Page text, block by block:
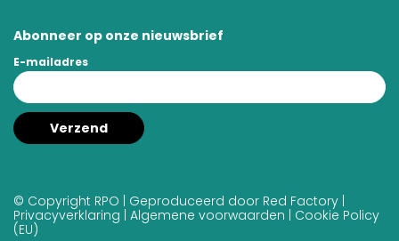
Abonneer op onze nieuwsbrief
E-mailadres
© Copyright RPO | Geproduceerd door Red Factory |
Privacyverklaring | Algemene voorwaarden | Cookie Policy
(EU)